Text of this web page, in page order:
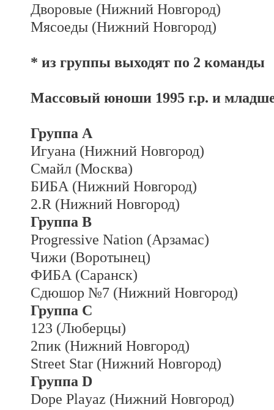
Дворовые (Нижний Новгород)
Мясоеды (Нижний Новгород)
* из группы выходят по 2 команды
Массовый юноши 1995 г.р. и
Группа А
Игуана (Нижний Новгород)
Смайл (Москва)
БИБА (Нижний Новгород)
2.R (Нижний Новгород)
Группа B
Progressive Nation (Арзамас)
Чижи (Воротынец)
ФИБА (Саранск)
Сдюшор №7 (Нижний Новгород)
Группа C
123 (Люберцы)
2пик (Нижний Новгород)
Street Star (Нижний Новгород)
Группа D
Dope Playaz (Нижний Новгород)